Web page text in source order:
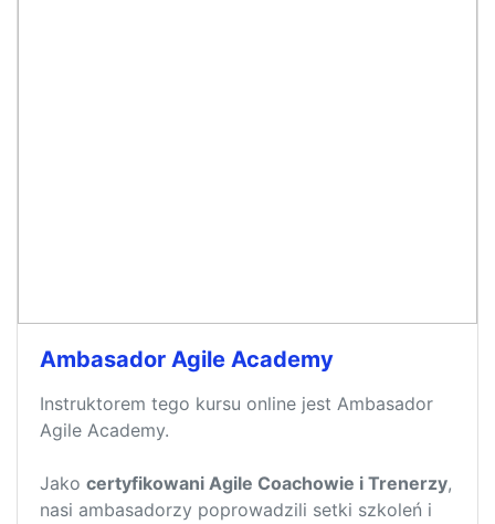
Ambasador Agile Academy
Instruktorem tego kursu online jest Ambasador
Agile Academy.
Jako certyfikowani Agile Coachowie i Trenerzy,
nasi ambasadorzy poprowadzili setki szkoleń i